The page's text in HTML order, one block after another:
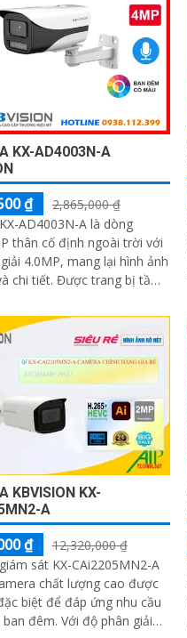
KX-AD4003N-A
₫
2,865,000 ₫
AD4003N-A là dòng
thân cố định ngoài trời với
4.0MP, mang lại hình ảnh
trang bị tầm
KBVISION KX-
A
₫
12,320,000 ₫
sát KX-CAi2205MN2-A
chất lượng cao được
biệt để đáp ứng nhu cầu
Với độ phân giải